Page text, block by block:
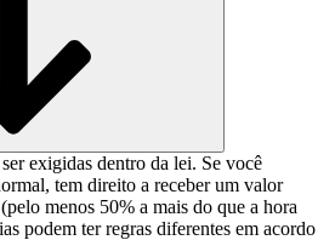
exigidas dentro da lei. Se você
tem direito a receber um valor
menos 50% a mais do que a hora
podem ter regras diferentes em acordo